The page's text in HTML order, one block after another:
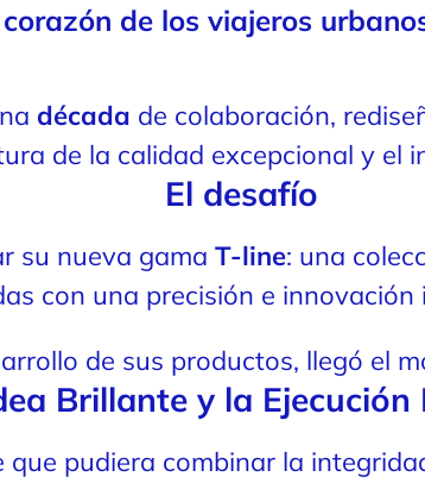
de los viajeros
década de colaboración,
de la calidad excepcional y el
El desafío
su nueva gama T-line: una
con una precisión e innovación
de sus productos, llegó el
Brillante y la
pudiera combinar la